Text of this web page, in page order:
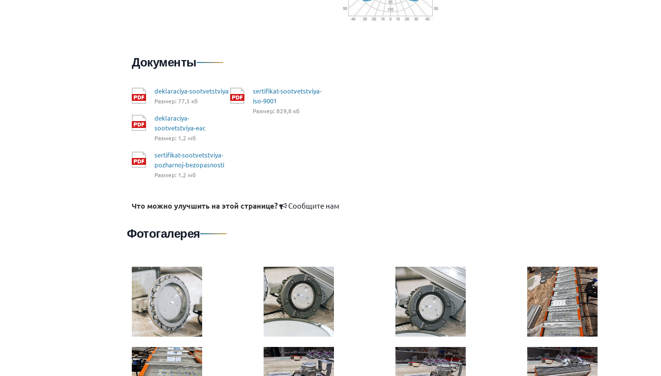
Документы
deklaraciya-sootvetstviya
Размер: 77,5 кб
deklaraciya-
sootvetstviya-eac
Размер: 1,2 мб
sertifikat-sootvetstviya-
pozharnoj-bezopasnosti
Размер: 1,2 мб
sertifikat-sootvetstviya-
iso-9001
Размер: 829,8 кб
Что можно улучшить на этой странице? Сообщите нам
Фотогалерея